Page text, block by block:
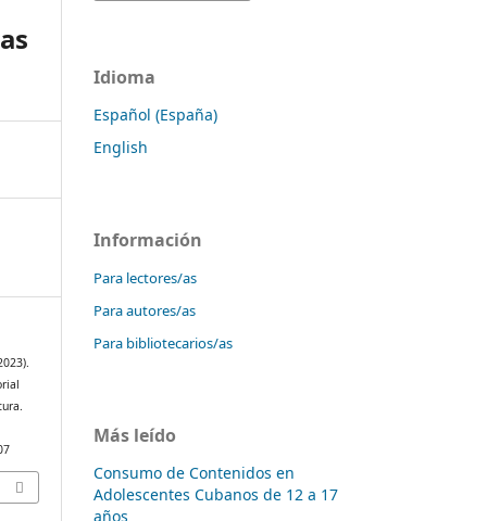
Idioma
Español (España)
English
Información
Para lectores/as
Para autores/as
Para bibliotecarios/as
Más leído
Consumo de Contenidos en
Adolescentes Cubanos de 12 a 17
años